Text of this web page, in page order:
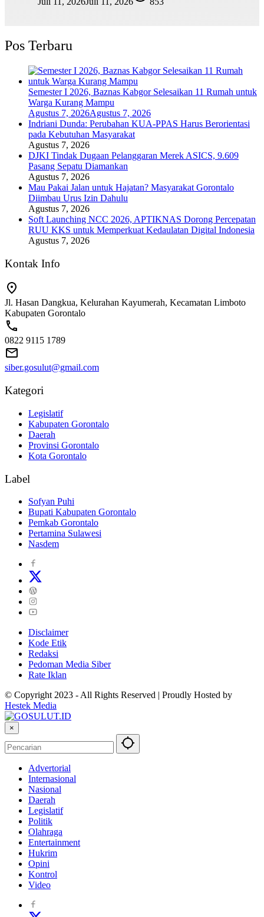
Pos Terbaru
Semester I 2026, Baznas Kabgor Selesaikan 11 Rumah untuk
Warga Kurang Mampu
Agustus 7, 2026Agustus 7, 2026
Indriani Dunda: Perubahan KUA-PPAS Harus Berorientasi
pada Kebutuhan Masyarakat
Agustus 7, 2026
DJKI Tindak Dugaan Pelanggaran Merek ASICS, 9.609
Pasang Sepatu Diamankan
Agustus 7, 2026
Mau Pakai Jalan untuk Hajatan? Masyarakat Gorontalo
Diimbau Urus Izin Dahulu
Agustus 7, 2026
Soft Launching NCC 2026, APTIKNAS Dorong Percepatan
RUU KKS untuk Memperkuat Kedaulatan Digital Indonesia
Agustus 7, 2026
Kontak Info
Jl. Hasan Dangkua, Kelurahan Kayumerah, Kecamatan Limboto
Kabupaten Gorontalo
0822 9115 1789
siber.gosulut@gmail.com
Kategori
Legislatif
Kabupaten Gorontalo
Daerah
Provinsi Gorontalo
Kota Gorontalo
Label
Sofyan Puhi
Bupati Kabupaten Gorontalo
Pemkab Gorontalo
Pertamina Sulawesi
Nasdem
Disclaimer
Kode Etik
Redaksi
Pedoman Media Siber
Rate Iklan
© Copyright 2023 - All Rights Reserved | Proudly Hosted by
Hestek Media
×
Advertorial
Internasional
Nasional
Daerah
Legislatif
Politik
Olahraga
Entertainment
Hukrim
Opini
Kontrol
Video